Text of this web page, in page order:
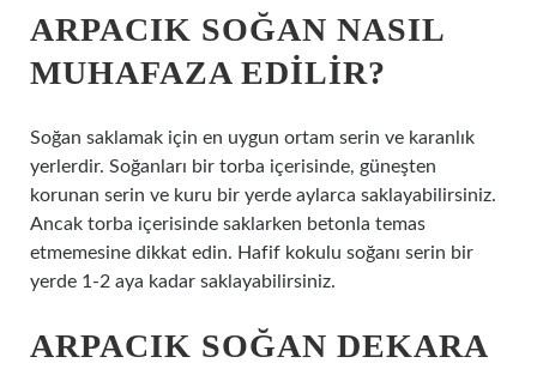
ARPACIK SOĞAN NASIL
MUHAFAZA EDILIR?
Soğan saklamak için en uygun ortam serin ve karanlık
yerlerdir. Soğanları bir torba içerisinde, güneşten
korunan serin ve kuru bir yerde aylarca saklayabilirsiniz.
Ancak torba içerisinde saklarken betonla temas
etmemesine dikkat edin. Hafif kokulu soğanı serin bir
yerde 1-2 aya kadar saklayabilirsiniz.
ARPACIK SOĞAN DEKARA